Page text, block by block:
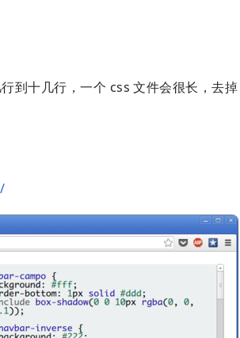
到十几行，一个 css 文件会很长，去